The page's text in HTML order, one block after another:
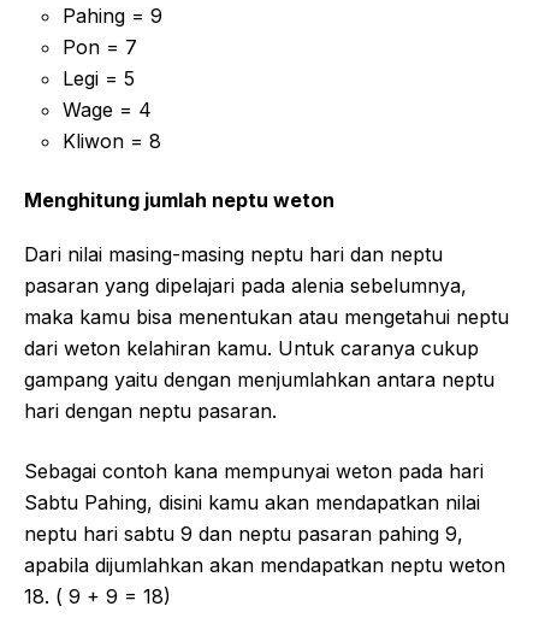
Pahing = 9
Pon = 7
Legi = 5
Wage = 4
Kliwon = 8
Menghitung jumlah neptu weton
Dari nilai masing-masing neptu hari dan neptu
pasaran yang dipelajari pada alenia sebelumnya,
maka kamu bisa menentukan atau mengetahui neptu
dari weton kelahiran kamu. Untuk caranya cukup
gampang yaitu dengan menjumlahkan antara neptu
hari dengan neptu pasaran.
Sebagai contoh kana mempunyai weton pada hari
Sabtu Pahing, disini kamu akan mendapatkan nilai
neptu hari sabtu 9 dan neptu pasaran pahing 9,
apabila dijumlahkan akan mendapatkan neptu weton
18. ( 9 + 9 = 18)